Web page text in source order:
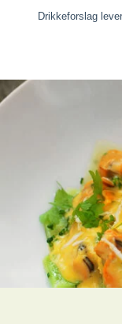
Drikkeforslag